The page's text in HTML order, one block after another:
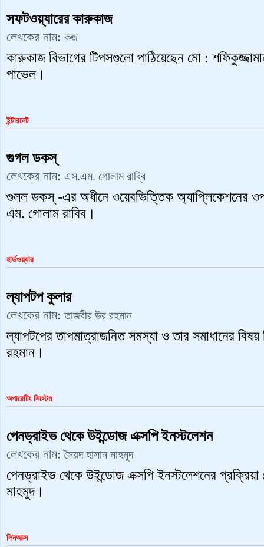
সফটওয়্যারের কারুকাজ
লেখকের নাম: কজ
কারুকাজ বিভাগের টিপসগুলো পাঠিয়েছেন মো :
পাভেল।
ইন্টারনেট
গুগল ডকস্
লেখকের নাম: এস.এম. গোলাম রাব্বি
গুলল ডকস্ -এর অধীনে ওয়েবভিত্তিক অ্যাপ্লিকেশনের
এম. গোলাম রাবিব।
হার্ডওয়্যার
ল্যাপটপ কুলার
লেখকের নাম:তাজবীর উর রহমান
ল্যাপটপের তাপমাত্রাজনিত সমস্যা ও তার সমাধানের বিষয়
রহমান।
অপারেটিং সিস্টেম
পেনড্রাইভ থেকে উইন্ডোজ এক্সপি ইনস্টলেশন
লেখকের নাম:সৈয়দ হাসান মাহমুদ
পেনড্রাইভ থেকে উইন্ডোজ এক্সপি ইনস্টলেশনের প্রক্রিয়া
মাহমুদ।
লিনআক্স